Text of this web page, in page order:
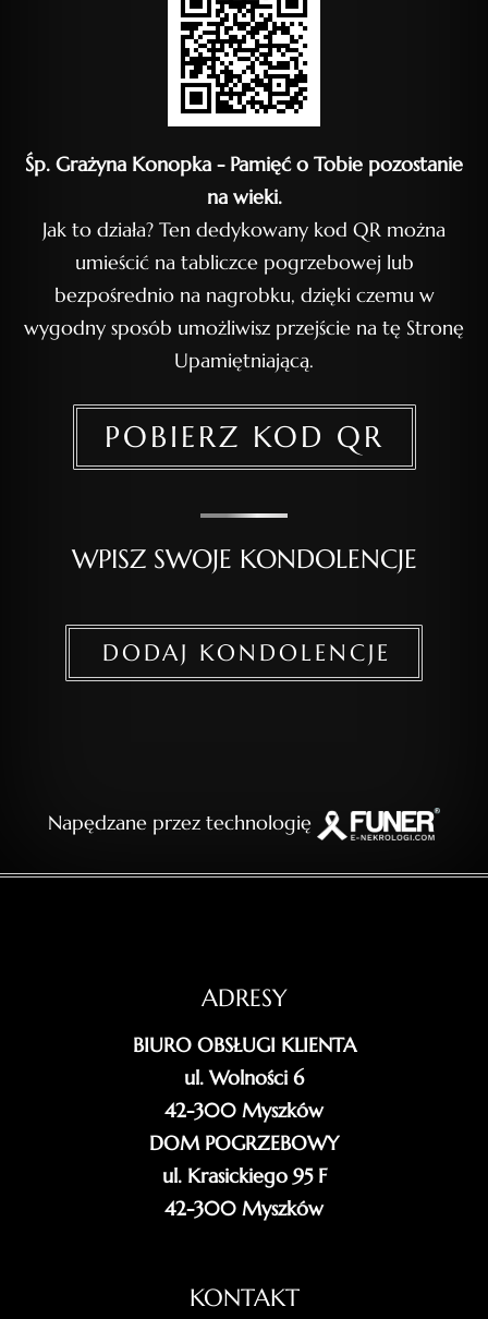
Śp. Grażyna Konopka - Pamięć o Tobie pozostanie
na wieki.
Jak to działa? Ten dedykowany kod QR można
umieścić na tabliczce pogrzebowej lub
bezpośrednio na nagrobku, dzięki czemu w
wygodny sposób umożliwisz przejście na tę Stronę
Upamiętniającą.
POBIERZ KOD QR
WPISZ SWOJE KONDOLENCJE
DODAJ KONDOLENCJE
Napędzane przez technologię
ADRESY
BIURO OBSŁUGI KLIENTA
ul. Wolności 6
42-300 Myszków
DOM POGRZEBOWY
ul. Krasickiego 95 F
42-300 Myszków
KONTAKT